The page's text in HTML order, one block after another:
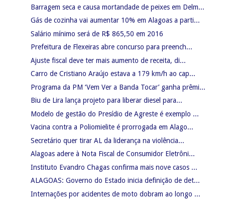
Barragem seca e causa mortandade de peixes em Delm...
Gás de cozinha vai aumentar 10% em Alagoas a parti...
Salário mínimo será de R$ 865,50 em 2016
Prefeitura de Flexeiras abre concurso para preench...
Ajuste fiscal deve ter mais aumento de receita, di...
Carro de Cristiano Araújo estava a 179 km/h ao cap...
Programa da PM ‘Vem Ver a Banda Tocar’ ganha prêmi...
Biu de Lira lança projeto para liberar diesel para...
Modelo de gestão do Presídio de Agreste é exemplo ...
Vacina contra a Poliomielite é prorrogada em Alago...
Secretário quer tirar AL da liderança na violência...
Alagoas adere à Nota Fiscal de Consumidor Eletrôni...
Instituto Evandro Chagas confirma mais nove casos ...
ALAGOAS: Governo do Estado inicia definição de det...
Internações por acidentes de moto dobram ao longo ...